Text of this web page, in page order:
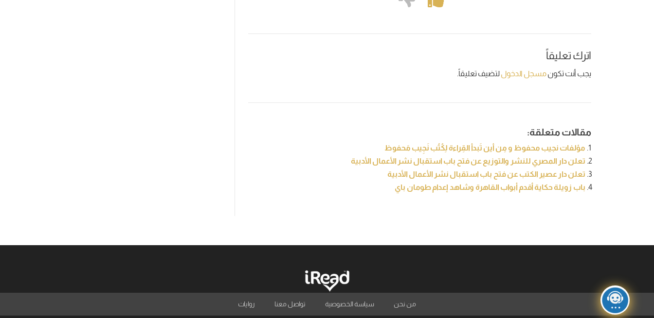
اترك تعليقاً
يجب أنت تكونمسجل الدخوللتضيف تعليقاً.
مقالات متعلقة:
مؤلفات نجيب محفوظ و مِن أين تَبدأ القِراءة لِكُتُب نَجِيب مَحفوظ
تعلن دار المصري للنشر والتوزيع عن فتح باب استقبال نشر الأعمال الأدبية
تعلن دار عصير الكتب عن فتح باب استقبال نشر الأعمال الأدبية
باب زويلة حكاية أقدم أبواب القاهرة وشاهد إعدام طومان باي
من نحن سياسة الخصوصية تواصل معنا روايات